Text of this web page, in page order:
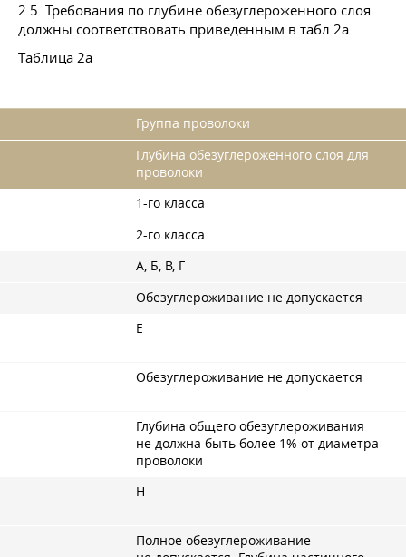
2.5. Требования по глубине обезуглероженного слоя
должны соответствовать приведенным в табл.2а.
Таблица 2а
Группа проволоки
Глубина обезуглероженного слоя для
проволоки
1-го класса
2-го класса
А, Б, В, Г
Обезуглероживание не допускается
Е
Обезуглероживание не допускается
Глубина общего обезуглероживания
не должна быть более 1% от диаметра
проволоки
Н
Полное обезуглероживание